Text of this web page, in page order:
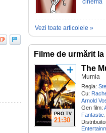
cinema
Vezi toate articolele »
Filme de urmărit la
PRO TV
21:30
The
Mumia
Regia:
Cu:
Arnold
Gen film:
Fantastic,